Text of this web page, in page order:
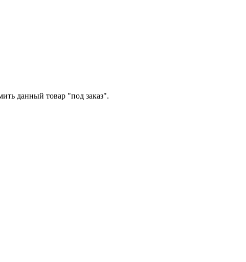
данный товар "под заказ".